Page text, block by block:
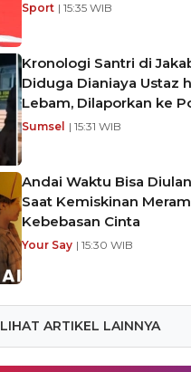
Sport | 15:35 WIB
Kronologi Santri di
Diduga Dianiaya Ustaz
Lebam, Dilaporkan ke
Sumsel | 15:31 WIB
Andai Waktu Bisa
Saat Kemiskinan
Kebebasan Cinta
Your Say | 15:30 WIB
LIHAT ARTIKEL LAINNYA